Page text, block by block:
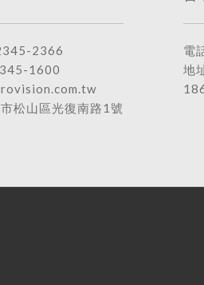
2366
1600
松山區光復南路1號
電
地